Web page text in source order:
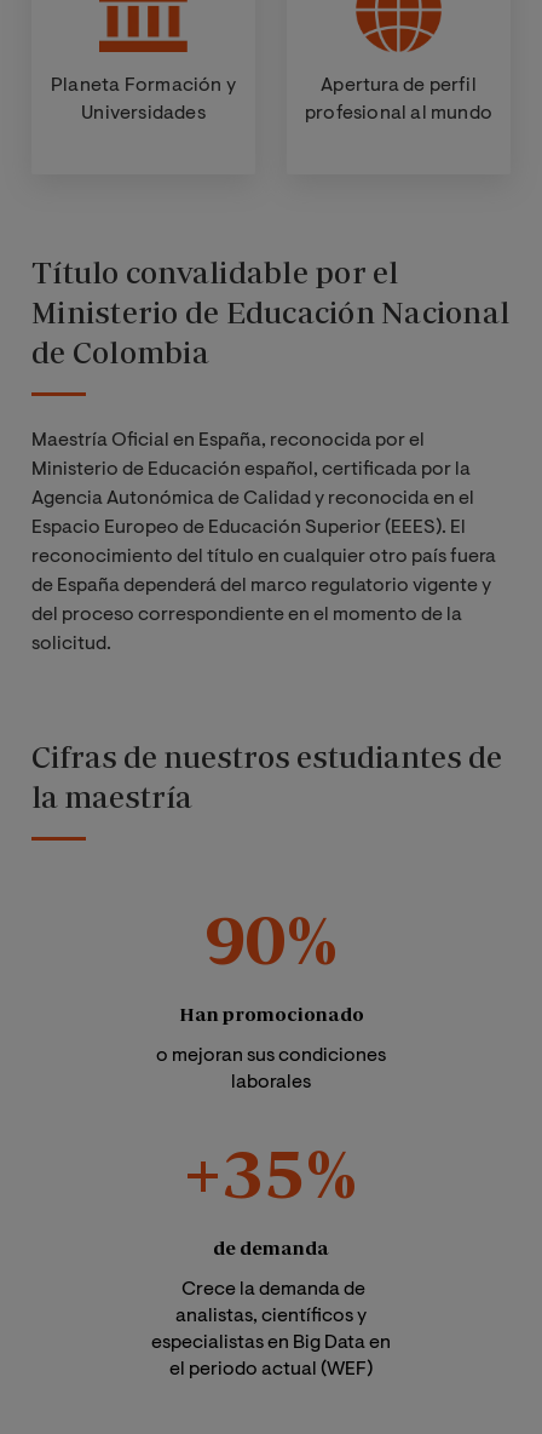
Planeta Formación y
Universidades
Apertura de perfil
profesional al mundo
Título convalidable por el
Ministerio de Educación Nacional
de Colombia
Maestría Oficial en España, reconocida por el
Ministerio de Educación español, certificada por la
Agencia Autonómica de Calidad y reconocida en el
Espacio Europeo de Educación Superior (EEES). El
reconocimiento del título en cualquier otro país fuera
de España dependerá del marco regulatorio vigente y
del proceso correspondiente en el momento de la
solicitud.
Cifras de nuestros estudiantes de
la maestría
90%
Han promocionado
o mejoran sus condiciones
laborales
+35%
de demanda
Crece la demanda de
analistas, científicos y
especialistas en Big Data en
el periodo actual (WEF)